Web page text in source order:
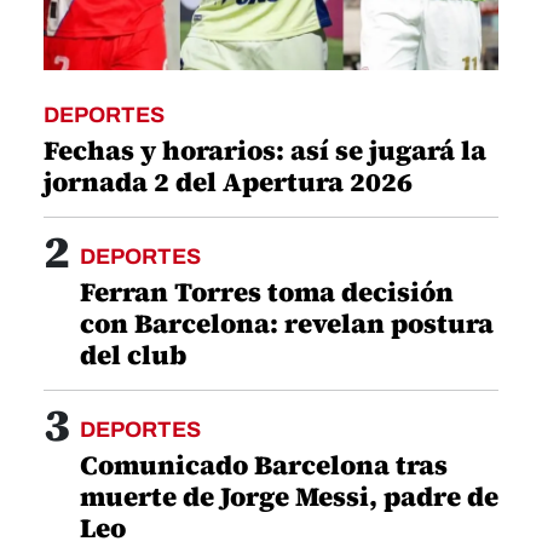
DEPORTES
Fechas y horarios: así se jugará la
jornada 2 del Apertura 2026
2 DEPORTES
Ferran Torres toma decisión
con Barcelona: revelan postura
del club
3 DEPORTES
Comunicado Barcelona tras
muerte de Jorge Messi, padre de
Leo